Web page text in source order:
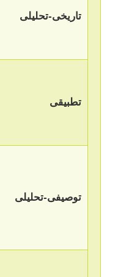
تاریخی-تحلیلی
تطبیقی
توصیفی-تحلیلی